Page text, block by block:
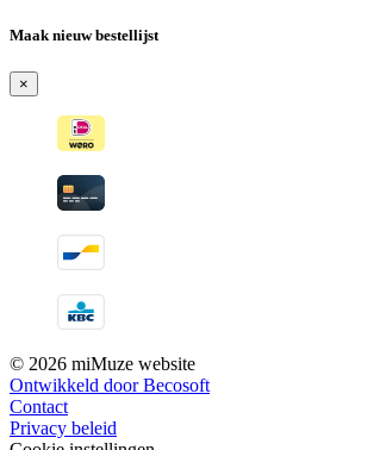
Maak nieuw bestellijst
×
© 2026 miMuze website
Ontwikkeld door Becosoft
Contact
Privacy beleid